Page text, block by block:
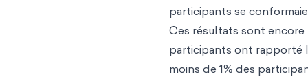
participants se
Ces résultats sont
participants ont rapporté
moins de 1% des